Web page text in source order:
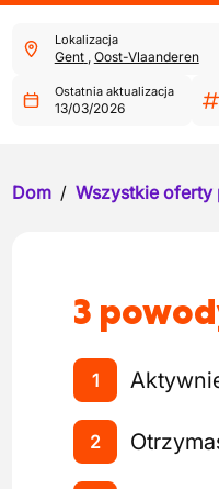
Lokalizacja
Gent , Oost-Vlaanderen
Ostatnia aktualizacja
13/03/2026
Dom / Wszystkie oferty
3
1
2